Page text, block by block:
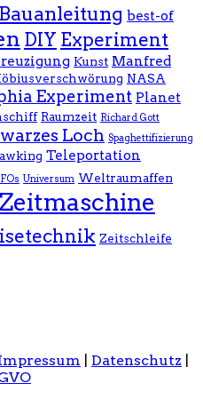
Bauanleitung best-of
DIY Experiment
Kunst Manfred
NASA
Experiment Planet
Raumzeit Richard Gott
Loch Spaghettifizierung
Teleportation
Universum Weltraumaffen
Zeitmaschine
Zeitschleife
Datenschutz